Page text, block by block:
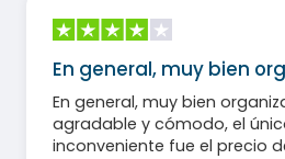
En general, muy bien
En general, muy bien
agradable y cómodo, el
inconveniente fue el precio